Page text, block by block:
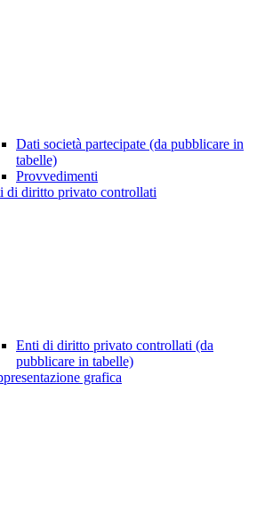
Dati società partecipate (da pubblicare in
tabelle)
Provvedimenti
di diritto privato controllati
Enti di diritto privato controllati (da
pubblicare in tabelle)
grafica